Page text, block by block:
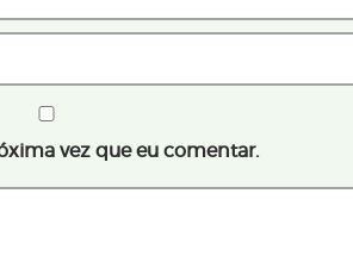
vez que eu comentar.